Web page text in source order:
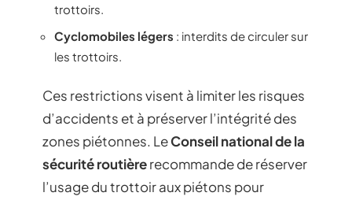
trottoirs.
Cyclomobiles légers : interdits de circuler sur
les trottoirs.
Ces restrictions visent à limiter les risques
d’accidents et à préserver l’intégrité des
zones piétonnes. LeConseil national de la
sécurité routièrerecommande de réserver
l’usage du trottoir aux piétons pour